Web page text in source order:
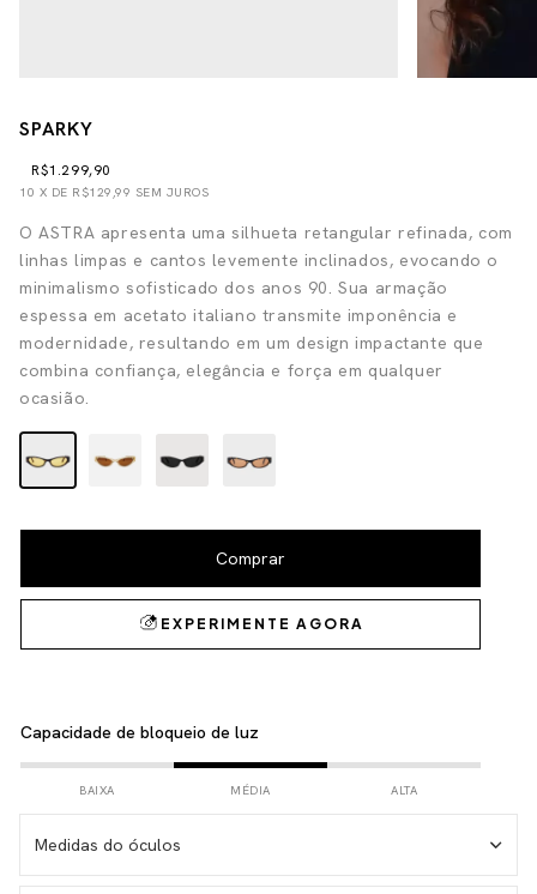
SPARKY
R$1.299,90
10 X DE R$129,99 SEM JUROS
O ASTRA apresenta uma silhueta retangular refinada, com
linhas limpas e cantos levemente inclinados, evocando o
minimalismo sofisticado dos anos 90. Sua armação
espessa em acetato italiano transmite imponência e
modernidade, resultando em um design impactante que
combina confiança, elegância e força em qualquer
ocasião.
Capacidade de bloqueio de luz
BAIXA MÉDIA ALTA
Medidas do óculos